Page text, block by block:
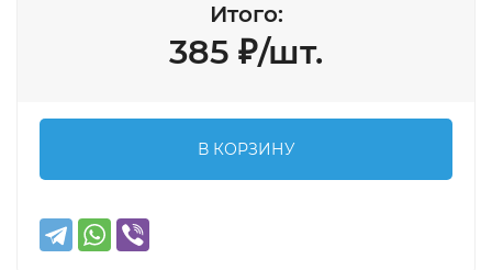
Итого:
385 ₽/шт.
В КОРЗИНУ